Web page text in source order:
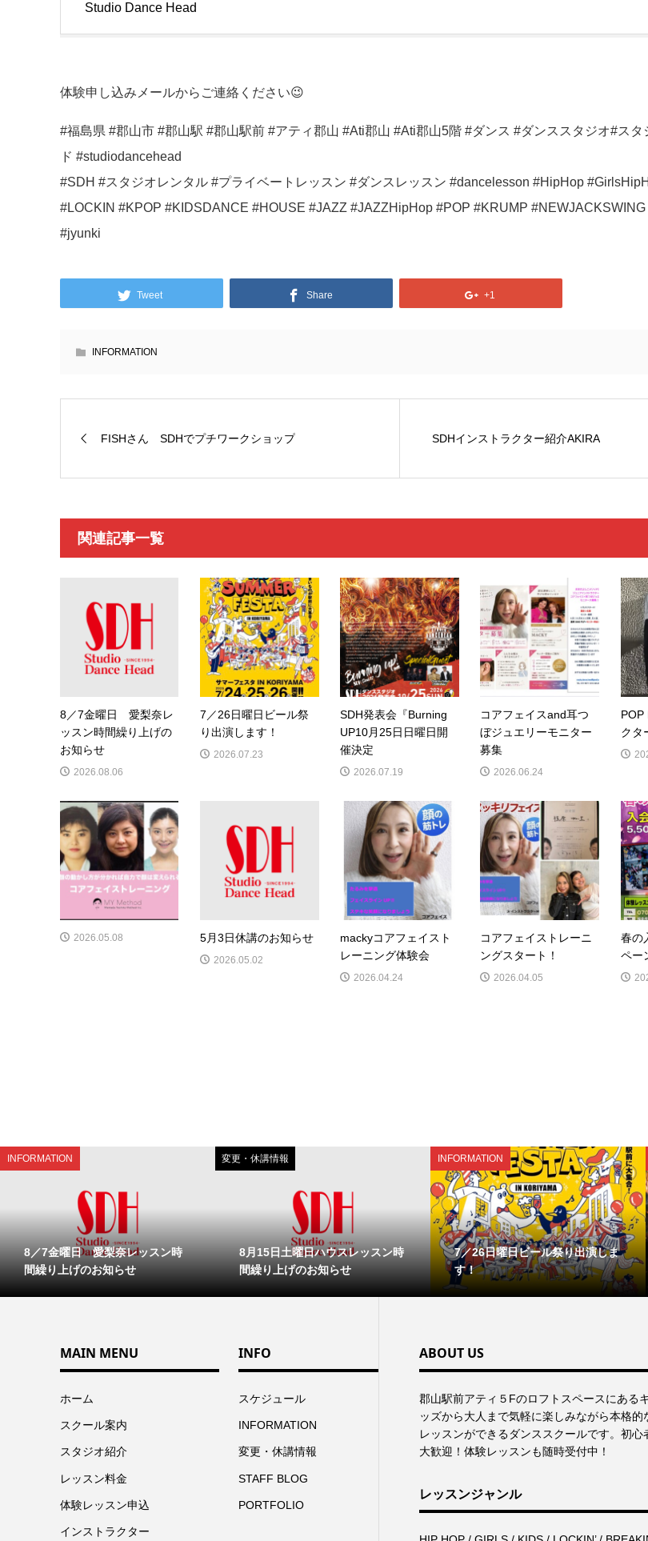
Studio Dance Head
体験申し込みメールからご連絡ください😉
#福島県 #郡山市 #郡山駅 #郡山駅前 #アティ郡山 #Ati郡山 #Ati郡山5階 #ダンス #ダンススタジオ#スタ
ド #studiodancehead
#SDH #スタジオレンタル #プライベートレッスン #ダンスレッスン #dancelesson #HipHop
#LOCKIN #KPOP #KIDSDANCE #HOUSE #JAZZ #JAZZHipHop #POP #KRUMP #NEWJACKSWING
#jyunki
Tweet Share +1
INFORMATION
FISHさん SDHでプチワークショップ SDHインストラクター紹介AKIRA
関連記事一覧
8／7金曜日 愛梨奈レ
ッスン時間繰り上げの
お知らせ
2026.08.06
7／26日曜日ビール祭
り出演します！
2026.07.23
SDH発表会『Burning
UP10月25日日曜日開
催決定
2026.07.19
コアフェイスand耳つ
ぼジュエリーモニター
募集
2026.06.24
POP
クタ
2026.05.08 5月3日休講のお知らせ
2026.05.02
mackyコアフェイスト
レーニング体験会
2026.04.24
コアフェイストレーニ
ングスタート！
2026.04.05
春の
ペー
INFORMATION
8／7金曜日 愛梨奈レッスン時
間繰り上げのお知らせ
変更・休講情報
8月15日土曜日ハウスレッスン時
間繰り上げのお知らせ
INFORMATION
7／26日曜日ビール祭り出演しま
す！
MAIN MENU
ホーム
スクール案内
スタジオ紹介
レッスン料金
体験レッスン申込
インストラクター
INFO
スケジュール
INFORMATION
変更・休講情報
STAFF BLOG
PORTFOLIO
ABOUT US
郡⼭駅前アティ５Fのロフトスペースにある
ッズから⼤⼈まで気軽に楽しみながら本格的
レッスンができるダンススクールです。初心
大歓迎！体験レッスンも随時受付中！
レッスンジャンル